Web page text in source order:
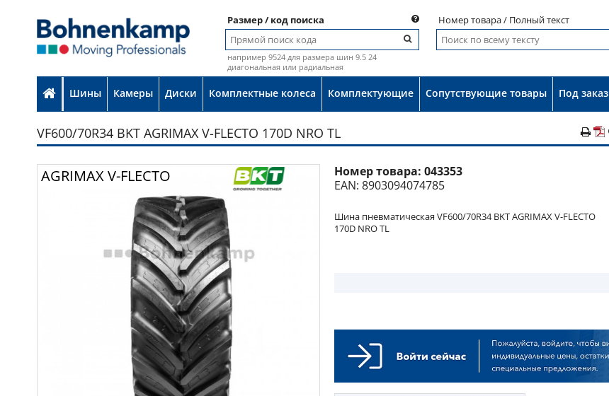
Номер товара / Полный текст
Размер / код поиска
например 9524 для размера шин 9.5 24
диагональная или радиальная
Шины Камеры Диски Комплектные колеса Комплектующие Сопутствующие товары Под заказ
VF600/70R34 BKT AGRIMAX V-FLECTO 170D NRO TL
AGRIMAX V-FLECTO Номер товара: 043353
EAN: 8903094074785
Шина пневматическая VF600/70R34 BKT AGRIMAX V-FLECTO
170D NRO TL